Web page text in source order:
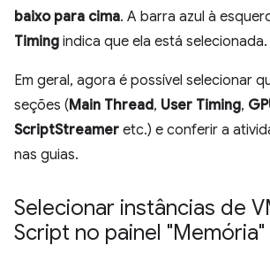
baixo para cima. A barra azul à
Timing indica que ela está selecionada.
Em geral, agora é possível selecionar
seções (Main Thread, User Timing,
ScriptStreamer etc.) e conferir a
nas guias.
Selecionar instâncias de
Script no painel "Memória"